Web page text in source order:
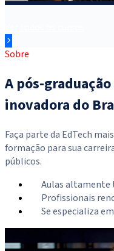
Sobre
A pós-
inovadora do
Faça parte da EdTech
formação para sua
públicos.
Aulas altamente
Profissionais
Se especializa